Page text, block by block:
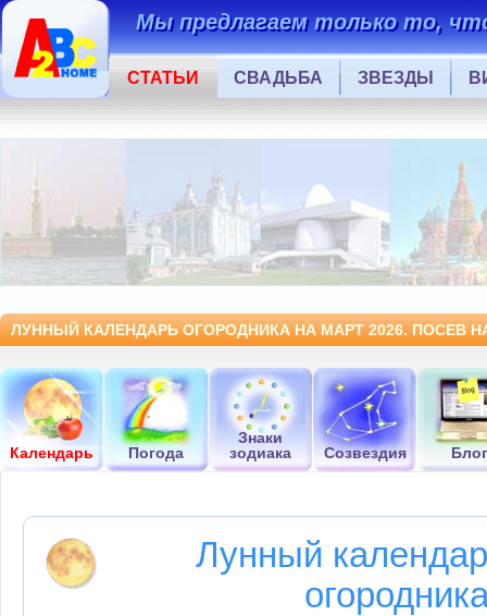
Мы предлагаем только то,
СТАТЬИ СВАДЬБА ЗВЕЗДЫ
ЛУННЫЙ КАЛЕНДАРЬ ОГОРОДНИКА НА МАРТ 2026. ПОСЕВ
Календарь Погода
Знаки
зодиака
Созвездия Блог
Лунный